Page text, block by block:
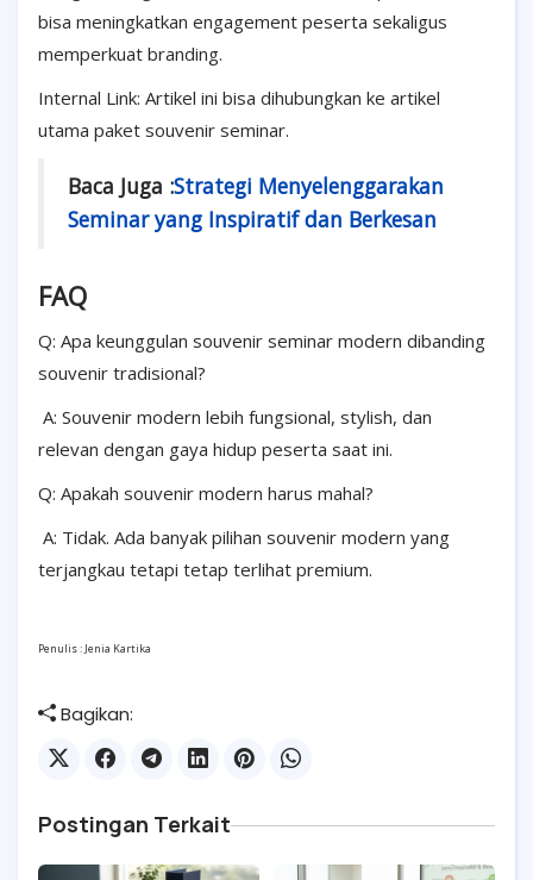
bisa meningkatkan engagement peserta sekaligus
memperkuat branding.
Internal Link: Artikel ini bisa dihubungkan ke artikel
utama paket souvenir seminar.
Baca Juga :Strategi Menyelenggarakan
Seminar yang Inspiratif dan Berkesan
FAQ
Q: Apa keunggulan souvenir seminar modern dibanding
souvenir tradisional?
A: Souvenir modern lebih fungsional, stylish, dan
relevan dengan gaya hidup peserta saat ini.
Q: Apakah souvenir modern harus mahal?
A: Tidak. Ada banyak pilihan souvenir modern yang
terjangkau tetapi tetap terlihat premium.
Penulis : Jenia Kartika
Bagikan:
Postingan Terkait